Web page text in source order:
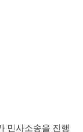
민사소송을 진행